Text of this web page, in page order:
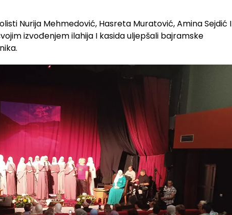
Nurija Mehmedović, Hasreta Muratović, Amina Sejdić I
izvođenjem ilahija I kasida uljepšali bajramske